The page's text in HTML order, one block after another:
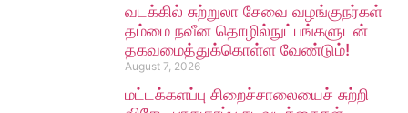
வடக்கில் சுற்றுலா சேவை வழங்குநர்கள்
தம்மை நவீன தொழில்நுட்பங்களுடன்
தகவமைத்துக்கொள்ள வேண்டும்!
August 7, 2026
மட்டக்களப்பு சிறைச்சாலையைச் சுற்றி